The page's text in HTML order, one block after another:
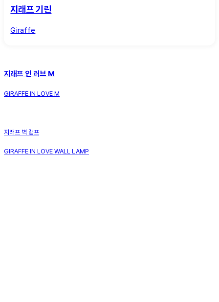
지래프 기린
Giraffe
지래프 인 러브 M
GIRAFFE IN LOVE M
지래프 벽 램프
GIRAFFE IN LOVE WALL LAMP